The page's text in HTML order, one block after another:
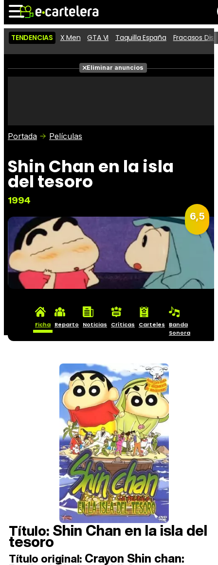
Noticias Cartelera
Películas
Críticas
TENDENCIAS X Men GTA VI Taquilla España Fracasos
Eliminar anuncios
Portada Películas
Shin Chan en la isla
del tesoro
1994
6,5
Ficha Reparto Noticias Críticas Carteles
Banda
Sonora
Título:Shin Chan en la isla del
tesoro
Título original: Crayon Shin chan: